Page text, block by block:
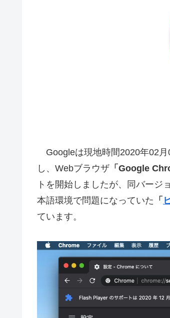
Googleは現地時間2020年02月
し、Webブラウザ 「Google
トを開始しましたが、同バージ
本語環境で問題になっていた 「
ています。